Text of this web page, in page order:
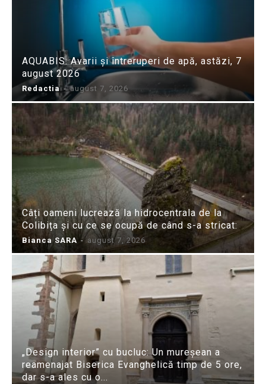
AQUABIS: Avarii și întreruperi de apă, astăzi, 7
august 2026
Redactia - august 7, 2026
Câți oameni lucrează la hidrocentrala de la
Colibița și cu ce se ocupă de când s-a stricat:
Bianca SARA - august 7, 2026
„Design interior” cu bucluc: Un mureșean a
reamenajat Biserica Evanghelică timp de 5 ore,
dar s-a ales cu o...